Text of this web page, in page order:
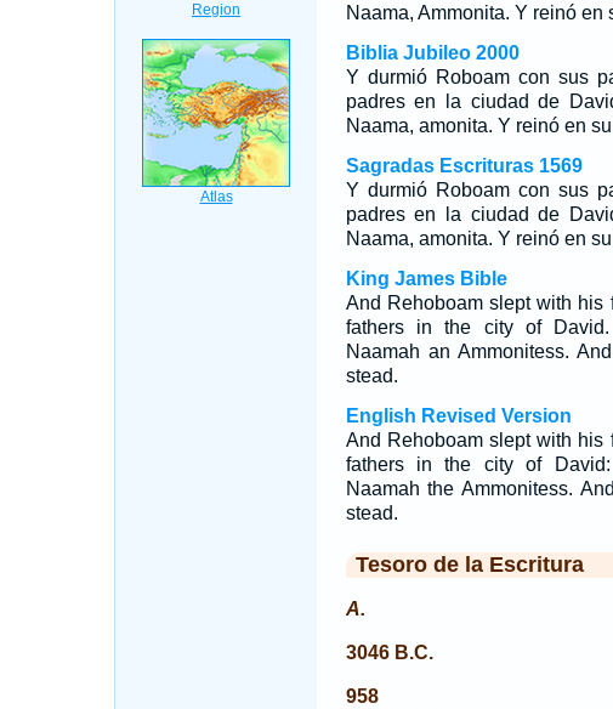
Naama, Ammonita. Y reinó en
Biblia Jubileo 2000
Y durmió Roboam con sus
padres en la ciudad de
Naama, amonita. Y reinó en
Sagradas Escrituras 1569
Y durmió Roboam con sus
padres en la ciudad de
Naama, amonita. Y reinó en
King James Bible
And Rehoboam slept with
fathers in the city of
Naamah an Ammonitess.
stead.
English Revised Version
And Rehoboam slept with
fathers in the city of
Naamah the Ammonitess.
stead.
Tesoro de la Escritura
A.
3046 B.C.
958